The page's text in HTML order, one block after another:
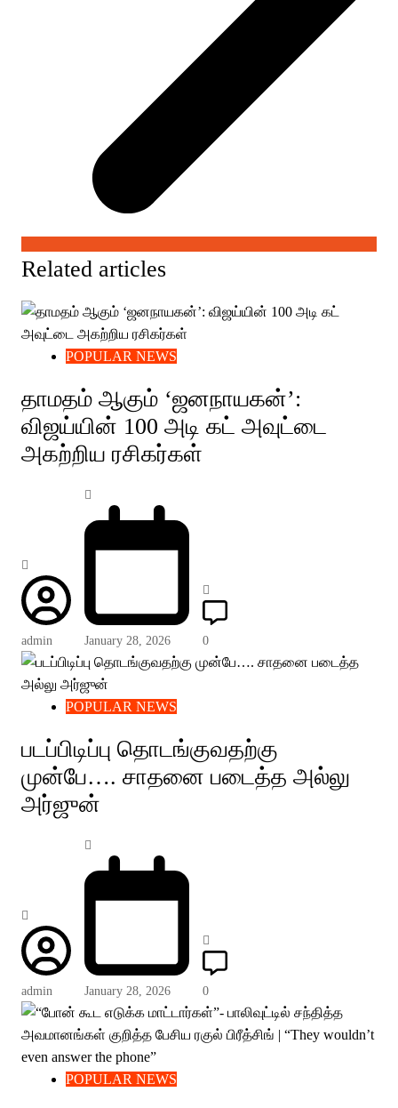
Related articles
POPULAR NEWS
தாமதம் ஆகும் ‘ஜனநாயகன்’:
விஜய்யின் 100 அடி கட் அவுட்டை
அகற்றிய ரசிகர்கள்
admin January 28, 2026 0
POPULAR NEWS
படப்பிடிப்பு தொடங்குவதற்கு
முன்பே…. சாதனை படைத்த அல்லு
அர்ஜுன்
admin January 28, 2026 0
POPULAR NEWS